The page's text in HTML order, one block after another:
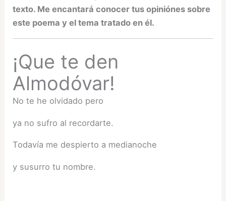
texto. Me encantará conocer tus opiniónes sobre
este poema y el tema tratado en él.
¡Que te den
Almodóvar!
No te he olvidado pero
ya no sufro al recordarte.
Todavía me despierto a medianoche
y susurro tu nombre.